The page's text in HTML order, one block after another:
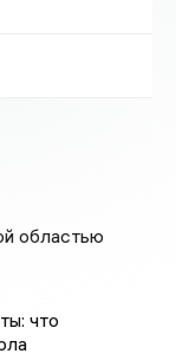
областью
что